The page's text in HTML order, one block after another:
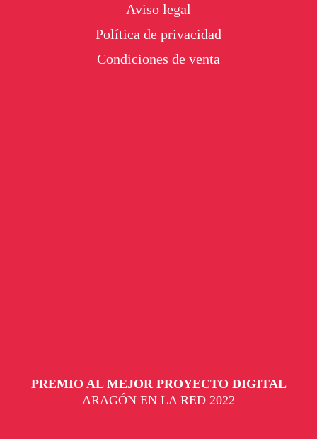
Aviso legal
Política de privacidad
Condiciones de venta
PREMIO AL MEJOR PROYECTO DIGITAL
ARAGÓN EN LA RED 2022